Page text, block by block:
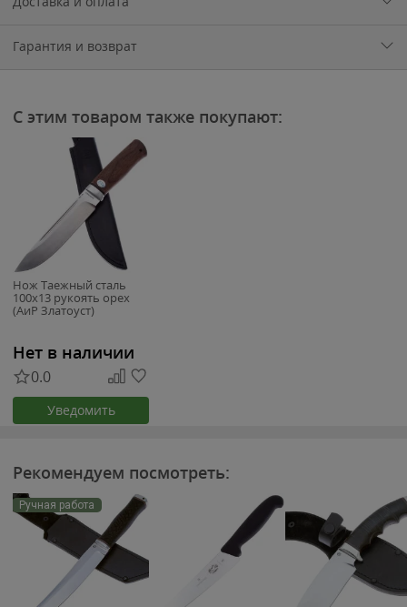
Гарантия и возврат
С этим товаром также покупают:
Нож Таежный сталь
100х13 рукоять орех
(АиР Златоуст)
Нет в наличии
0.0
Уведомить
Рекомендуем посмотреть:
Ручная работа